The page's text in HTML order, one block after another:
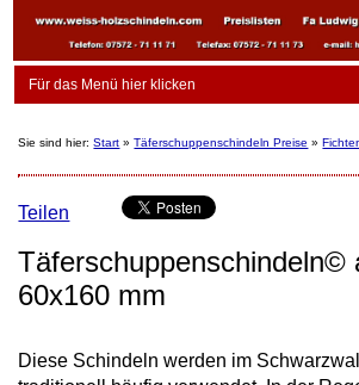
Sie sind hier:Start »Täferschuppenschindeln Preise »
Teilen
Täferschuppenschindeln©
60x160 mm
Diese Schindeln werden im